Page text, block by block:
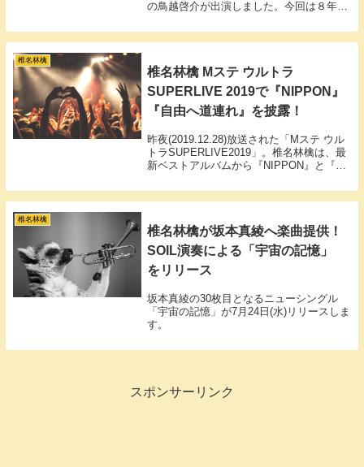
の鳥越啓介が出演しました。今回は８年ぶ
ースの魅力をじっくりと紹介。鳥越による
圧巻の演奏が、スタジオと視聴者を魅了し
椎名林檎
椎名林檎 Mステ ウルトラ
SUPERLIVE 2019で『NIPPON』
『自由へ道連れ』を披露！
昨夜(2019.12.28)放送された「Mステ ウル
トラSUPERLIVE2019」。椎名林檎は、最
新ベストアルバムから『NIPPON』と『自
椎名林檎
椎名林檎が坂本真綾へ楽曲提供！
SOIL演奏による「宇宙の記憶」
をリリース
坂本真綾の30枚目となるニューシングル
「宇宙の記憶」が7月24日(水)リリースしま
す。
スポンサーリンク